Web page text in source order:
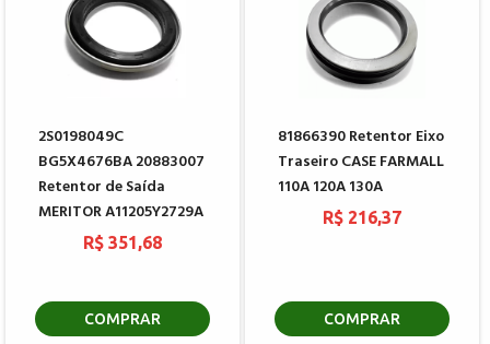
2S0198049C
BG5X4676BA 20883007
Retentor de Saída
MERITOR A11205Y2729A
R$ 351,68
COMPRAR
81866390 Retentor Eixo
Traseiro CASE FARMALL
110A 120A 130A
R$ 216,37
COMPRAR